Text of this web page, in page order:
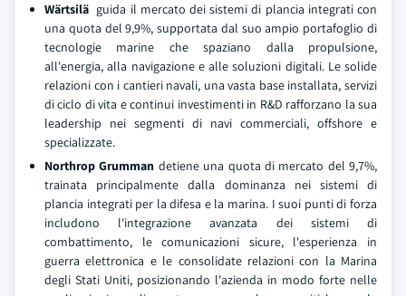
Wärtsilä guida il mercato dei sistemi di plancia integrati con
una quota del 9,9%, supportata dal suo ampio portafoglio di
tecnologie marine che spaziano dalla propulsione,
all'energia, alla navigazione e alle soluzioni digitali. Le solide
relazioni con i cantieri navali, una vasta base installata, servizi
di ciclo di vita e continui investimenti in R&D rafforzano la sua
leadership nei segmenti di navi commerciali, offshore e
specializzate.
Northrop Grumman detiene una quota di mercato del 9,7%,
trainata principalmente dalla dominanza nei sistemi di
plancia integrati per la difesa e la marina. I suoi punti di forza
includono l'integrazione avanzata dei sistemi di
combattimento, le comunicazioni sicure, l'esperienza in
guerra elettronica e le consolidate relazioni con la Marina
degli Stati Uniti, posizionando l'azienda in modo forte nelle